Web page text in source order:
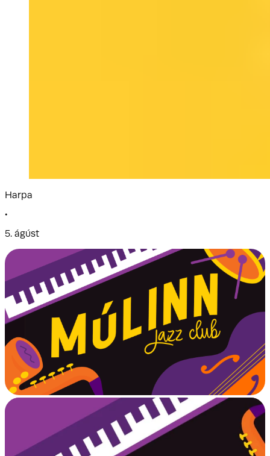
Harpa
•
5. ágúst